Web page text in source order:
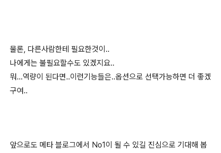
물론, 다른사람한테 필요한것이..
나에게는 불필요할수도 있겠지요..
뭐...역량이 된다면..이런기능들은..옵션으로 선택가능하면 더 좋겠
구여..
앞으로도 메타 블로그에서 No1이 될 수 있길 진심으로 기대해 봅